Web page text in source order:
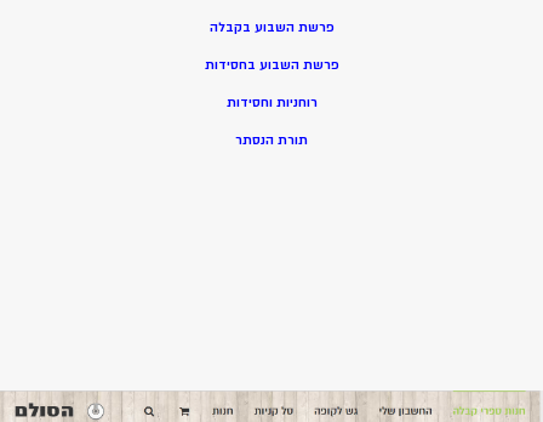
פרשת השבוע בקבלה
פרשת השבוע בחסידות
רוחניות וחסידות
תורת הנסתר